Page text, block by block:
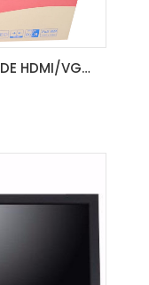
MONITOR LED DE 21.5" MDC WIDE HDMI/VGA/SPK BLACK